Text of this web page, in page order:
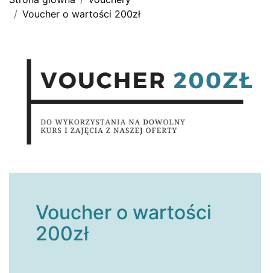
Voucher o wartości 200zł
Voucher o wartości
200zł